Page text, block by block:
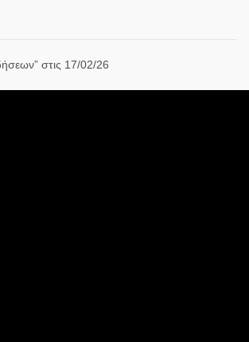
στις 17/02/26